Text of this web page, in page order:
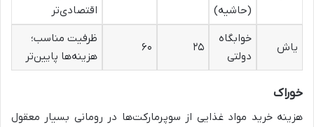
(حاشیه)
اقتصادی‌تر
یاش
خوابگاه
دولتی
۲۵ ۶۰
ظرفیت مناسب؛
هزینه‌ها پایین‌تر
خوراک
هزینه خرید مواد غذایی از سوپرمارکت‌ها در رومانی بسیار معقول